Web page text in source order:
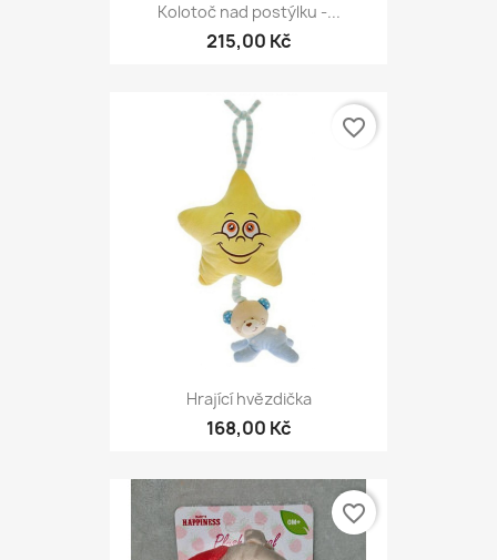
Kolotoč nad postýlku -...
215,00 Kč
Hrající hvězdička
168,00 Kč
favorite_border
favorite_border